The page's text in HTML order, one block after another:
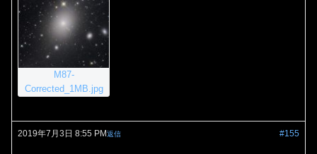
M87-
Corrected_1MB.jpg
2019年7月3日 8:55 PM #155
返信